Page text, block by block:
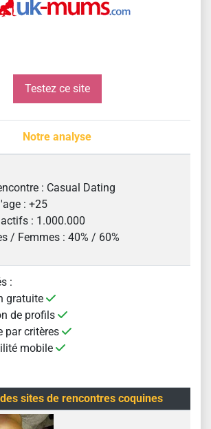
Testez ce site
Notre analyse
: Casual Dating
: +25
: 1.000.000
/ Femmes : 40% / 60%
:
gratuite
de profils
par critères
mobile
sites de rencontres coquines